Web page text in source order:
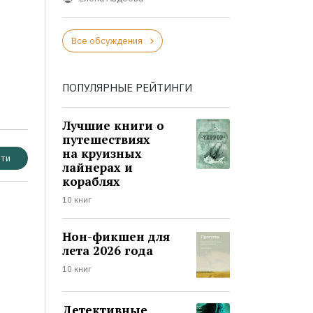
Все обсуждения
ПОПУЛЯРНЫЕ РЕЙТИНГИ
Лучшие книги о
путешествиях
на круизных
лайнерах и
кораблях
10 книг
Нон-фикшен для
лета 2026 года
10 книг